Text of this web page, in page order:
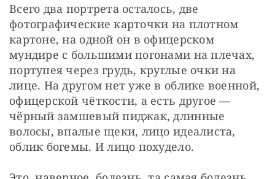
Всего два портрета осталось, две
фотографические карточки на плотном
картоне, на одной он в офицерском
мундире с большими погонами на плечах,
портупея через грудь, круглые очки на
лице. На другом нет уже в облике военной,
офицерской чёткости, а есть другое —
чёрный замшевый пиджак, длинные
волосы, впалые щеки, лицо идеалиста,
облик богемы. И лицо похудело.